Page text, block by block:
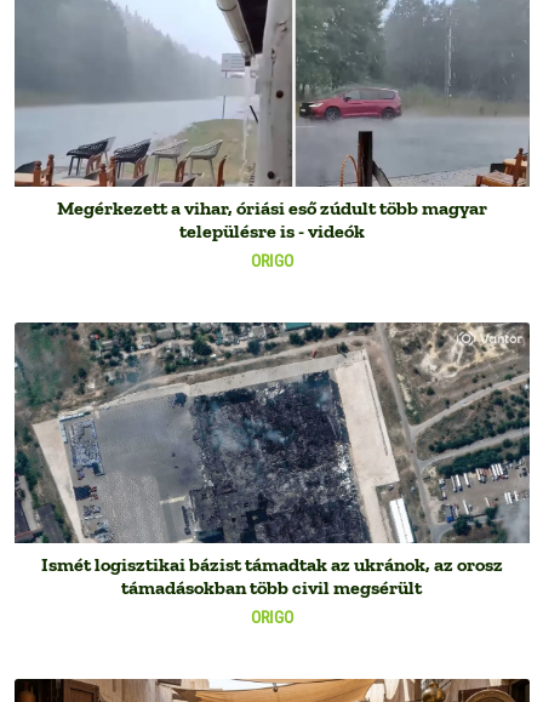
ORIGO
Megérkezett a vihar, óriási eső zúdult több magyar
településre is - videók
ORIGO
Ismét logisztikai bázist támadtak az ukránok, az orosz
támadásokban több civil megsérült